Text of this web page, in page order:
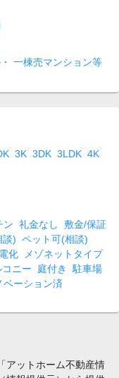
一棟売マンション等
3K 3DK 3LDK 4K
ン 礼金なし
敷金/保証
談) ペット可(相談)
化
メゾネットタイプ
ニー 庭付き
駐車場
ベーション済
アットホーム不動産情